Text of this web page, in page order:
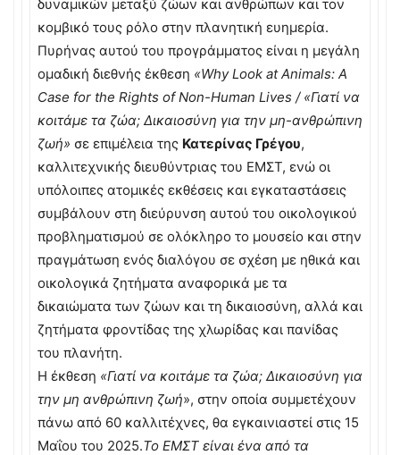
δυναμικών μεταξύ ζώων και ανθρώπων και τον
κομβικό τους ρόλο στην πλανητική ευημερία.
Πυρήνας αυτού του προγράμματος είναι η μεγάλη
ομαδική διεθνής έκθεση «Why Look at Animals: A
Case for the Rights of Non-Human Lives / «Γιατί να
κοιτάμε τα ζώα; Δικαιοσύνη για την μη-ανθρώπινη
ζωή» σε επιμέλεια της Κατερίνας Γρέγου,
καλλιτεχνικής διευθύντριας του ΕΜΣΤ, ενώ οι
υπόλοιπες ατομικές εκθέσεις και εγκαταστάσεις
συμβάλουν στη διεύρυνση αυτού του οικολογικού
προβληματισμού σε ολόκληρο το μουσείο και στην
πραγμάτωση ενός διαλόγου σε σχέση με ηθικά και
οικολογικά ζητήματα αναφορικά με τα
δικαιώματα των ζώων και τη δικαιοσύνη, αλλά και
ζητήματα φροντίδας της χλωρίδας και πανίδας
του πλανήτη.
Η έκθεση «Γιατί να κοιτάμε τα ζώα; Δικαιοσύνη για
την μη ανθρώπινη ζωή», στην οποία συμμετέχουν
πάνω από 60 καλλιτέχνες, θα εγκαινιαστεί στις 15
Μαΐου του 2025.Το ΕΜΣΤ είναι ένα από τα